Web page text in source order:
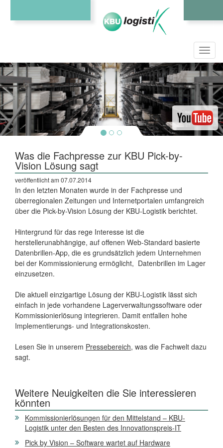
Was die Fachpresse zur KBU Pick-by-
Vision Lösung sagt
veröffentlicht am 07.07.2014
In den letzten Monaten wurde in der Fachpresse und
überregionalen Zeitungen und Internetportalen umfangreich
über die Pick-by-Vision Lösung der KBU-Logistik berichtet.
Hintergrund für das rege Interesse ist die
herstellerunabhängige, auf offenen Web-Standard basierte
Datenbrillen-App, die es grundsätzlich jedem Unternehmen
bei der Kommissionierung ermöglicht, Datenbrillen im Lager
einzusetzen.
Die aktuell einzigartige Lösung der KBU-Logistik lässt sich
einfach in jede vorhandene Lagerverwaltungssoftware oder
Kommissionierlösung integrieren. Damit entfallen hohe
Implementierungs- und Integrationskosten.
Lesen Sie in unserem Pressebereich, was die Fachwelt dazu
sagt.
Weitere Neuigkeiten die Sie interessieren
könnten
Kommissionierlösungen für den Mittelstand – KBU-
Logistik unter den Besten des Innovationspreis-IT
Pick by Vision – Software wartet auf Hardware